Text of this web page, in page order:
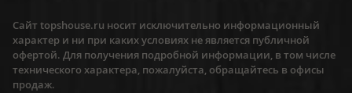
Сайт topshouse.ru носит исключительно информационный
характер и ни при каких условиях не является публичной
офертой. Для получения подробной информации, в том числе
технического характера, пожалуйста, обращайтесь в офисы
продаж.